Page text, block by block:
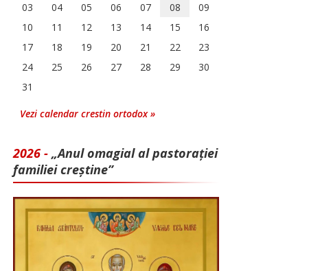
03
04 05 06 07 08
09
10
11 12 13 14 15
16
17
18 19 20 21 22
23
24
25 26 27 28 29
30
31
Vezi calendar crestin ortodox »
2026 - „Anul omagial al pastorației
familiei creștine”